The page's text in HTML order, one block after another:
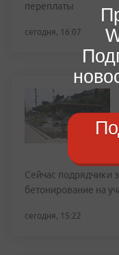
переплаты
сегодня, 16:07
Сейчас подрядчики
бетонирование на
сегодня, 15:22